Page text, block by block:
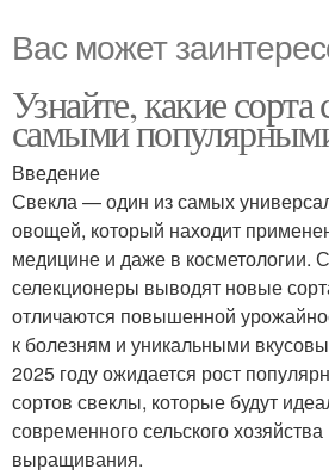
Вас может
Узнайте, какие
самыми
Введение
Свекла — один из самых
овощей, который находит
медицине и даже в косметологии.
селекционеры выводят новые
отличаются повышенной
к болезням и уникальными
2025 году ожидается рост
сортов свеклы, которые будут
современного сельского
выращивания.